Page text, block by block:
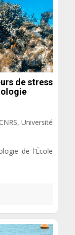
de stress
Université
de l’École